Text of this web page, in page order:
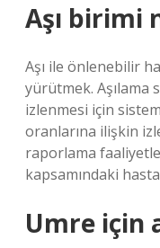
Aşı birimi
Aşı ile önlenebilir
yürütmek. Aşılama
izlenmesi için
oranlarına ilişkin
raporlama
kapsamındaki
Umre için